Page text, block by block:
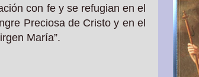
con fe y se refugian en el
Preciosa de Cristo y en el
María”.